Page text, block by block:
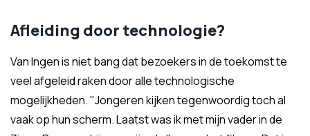
Afleiding door technologie?
Van Ingen is niet bang dat bezoekers in de toekomst te
veel afgeleid raken door alle technologische
mogelijkheden. "Jongeren kijken tegenwoordig toch al
vaak op hun scherm. Laatst was ik met mijn vader in de